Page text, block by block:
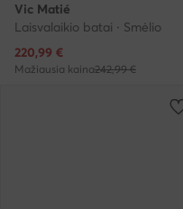
Vic Matié
Laisvalaikio batai · Smėlio
Dabartinė kaina
220,99 €
Mažiausia kaina242,99 €